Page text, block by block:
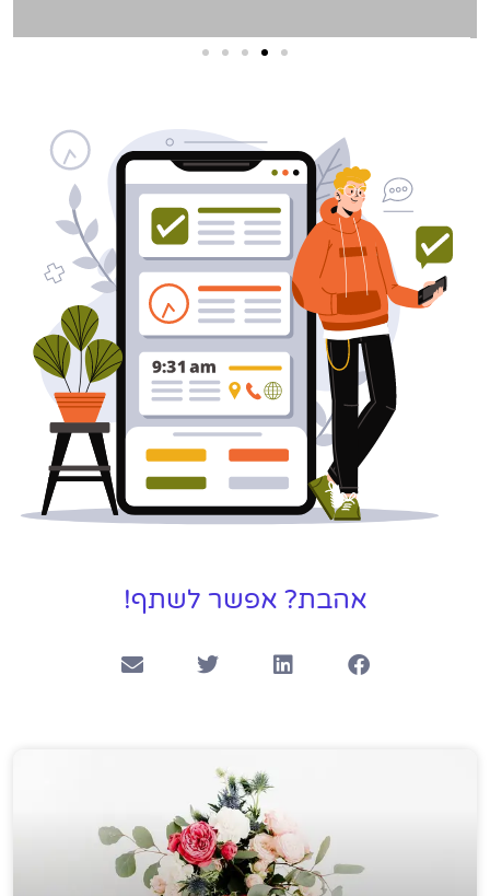
בעל/ת עסק? סוכנות ניהול מוניטין
לקידום, שיווק ופרסום באינטרנט
כאן עבורך!
לפרטים
אהבת? אפשר לשתף!